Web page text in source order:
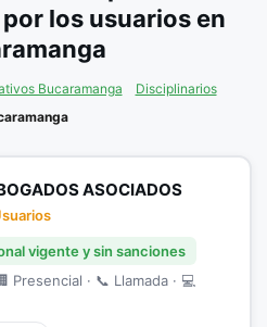
los usuarios en
Bucaramanga
Disciplinarios
ASOCIADOS
vigente y sin sanciones
Presencial · 📞 Llamada · 💻